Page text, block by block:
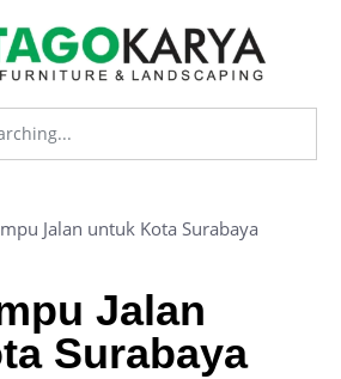
Jalan untuk Kota Surabaya
Jalan
Surabaya